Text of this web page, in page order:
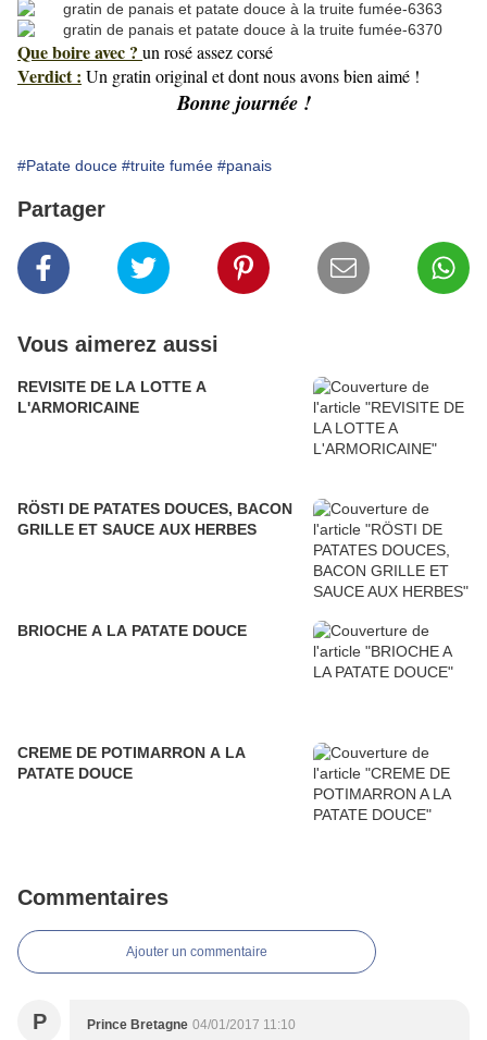
Que boire avec ? un rosé assez corsé
Verdict : Un gratin original et dont nous avons bien aimé !
Bonne journée !
#Patate douce #truite fumée #panais
Partager
Vous aimerez aussi
REVISITE DE LA LOTTE A
L'ARMORICAINE
RÖSTI DE PATATES DOUCES, BACON
GRILLE ET SAUCE AUX HERBES
BRIOCHE A LA PATATE DOUCE
CREME DE POTIMARRON A LA
PATATE DOUCE
Commentaires
Ajouter un commentaire
P Prince Bretagne 04/01/2017 11:10